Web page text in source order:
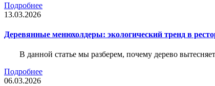
Подробнее
13.03.2026
Деревянные менюхолдеры: экологический тренд в
В данной статье мы разберем, почему дерево
Подробнее
06.03.2026